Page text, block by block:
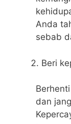
Anda
sebab
Beri
dan